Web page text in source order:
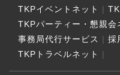
TKPイベントネット
TKPパーティー・懇親会
事務局代行サービス
採
TKPトラベルネット